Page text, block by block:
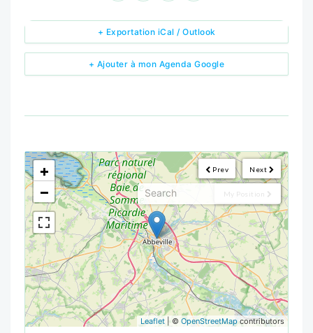
+ Ajouter à mon Agenda Google
+ Exportation iCal / Outlook
Next
Prev
My Position
<!---->
+
−
Leaflet | © OpenStreetMap contributors